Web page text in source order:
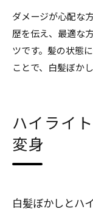
ダメージが心配な
歴を伝え、最適な
ツです。髪の状態
ことで、白髪ぼか
ハイライ
変身
白髪ぼかしとハ